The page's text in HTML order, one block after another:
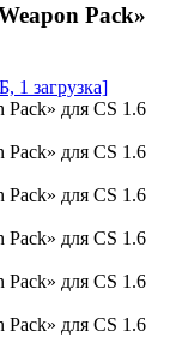
Pack»
1 загрузка]